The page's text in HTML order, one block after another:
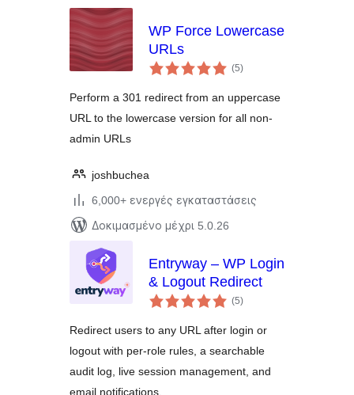
WP Force Lowercase
URLs
(5αξιολογήσεις
σύνολο
)
Perform a 301 redirect from an uppercase
URL to the lowercase version for all non-
admin URLs
joshbuchea
6,000+ ενεργές εγκαταστάσεις
Δοκιμασμένο μέχρι 5.0.26
Entryway – WP Login
& Logout Redirect
(5αξιολογήσεις
σύνολο
)
Redirect users to any URL after login or
logout with per-role rules, a searchable
audit log, live session management, and
email notifications.